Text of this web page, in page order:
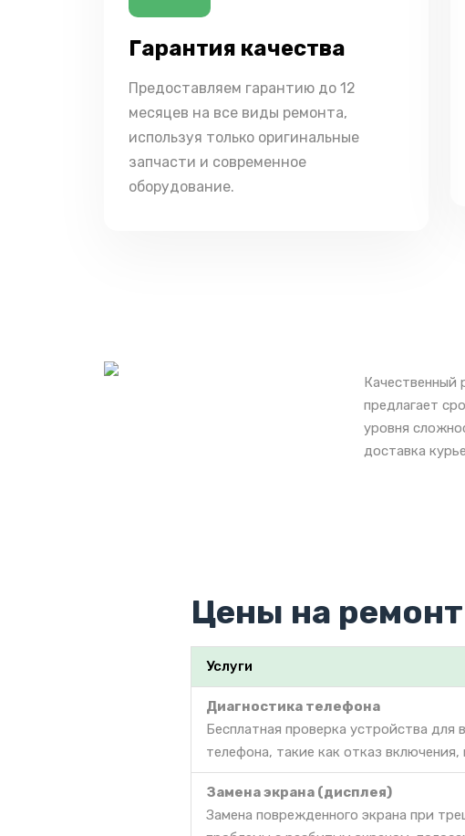
Гарантия качества
Предоставляем гарантию до 12
месяцев на все виды ремонта,
используя только оригинальные
запчасти и современное
оборудование.
Качественный
предлагает
уровня
доставка
Цены на
Услуги
Диагностика телефона
Бесплатная проверка устройства
телефона, такие как отказ
Замена экрана (дисплея)
Замена поврежденного экрана при